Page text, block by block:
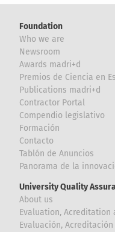
Foundation
Who we are
Newsroom
Awards madri+d
Premios de Ciencia en
Publications madri+d
Contractor Portal
Compendio legislativo
Formación
Contacto
Tablón de Anuncios
Panorama de la
University Quality
About us
Evaluation, Acreditation
Evaluación,